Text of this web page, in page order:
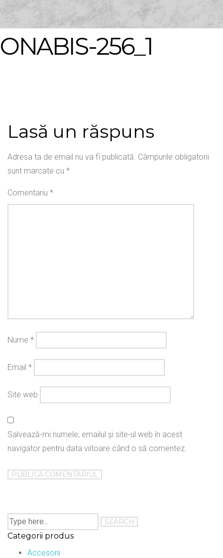
ONABIS-256_1
Lasă un răspuns
Adresa ta de email nu va fi publicată. Câmpurile obligatorii
sunt marcate cu *
Comentariu *
Nume *
Email *
Site web
Salvează-mi numele, emailul și site-ul web în acest
navigator pentru data viitoare când o să comentez.
Categorii produs
Accesorii